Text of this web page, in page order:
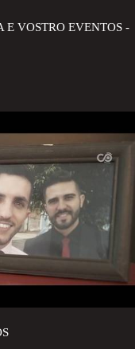
E VOSTRO EVENTOS -